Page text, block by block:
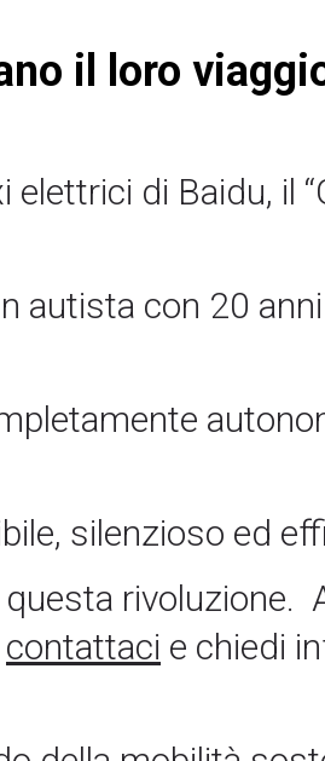
il loro
di Baidu, il
autista con 20
silenzioso ed
rivoluzione.
contattaci e chiedi